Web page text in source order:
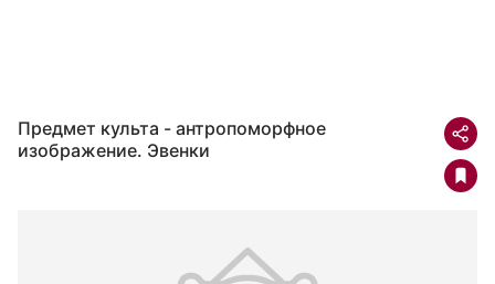
Предмет культа - антропоморфное
изображение. Эвенки